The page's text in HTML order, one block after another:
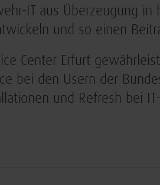
IT aus Überzeugung
und so einen
Center Erfurt
bei den Usern der
und Refresh bei